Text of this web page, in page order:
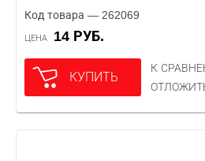
Код товара — 262069
ЦЕНА 14 РУБ.
КУПИТЬ
К